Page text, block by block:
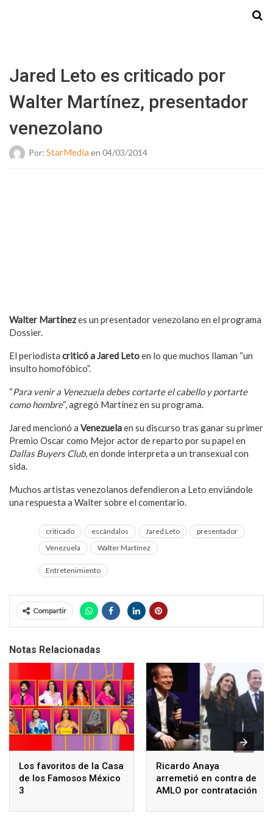
Jared Leto es criticado por
Walter Martínez, presentador
venezolano
Por: StarMedia en 04/03/2014
Walter Martínezes un presentador venezolano en el programa
Dossier.
El periodista criticó a Jared Letoen lo que muchos llaman “un
insulto homofóbico”.
“Para venir a Venezuela debes cortarte el cabello y portarte
como hombre“, agregó Martínez en su programa.
Jared mencionó a Venezuelaen su discurso tras ganar su primer
Premio Oscar como Mejor actor de reparto por su papel en
Dallas Buyers Club, en donde interpreta a un transexual con
sida.
Muchos artistas venezolanos defendieron a Leto enviándole
una respuesta a Walter sobre el comentario.
criticado escándalos Jared Leto
presentador
Venezuela
Walter Martínez
Entretenimiento
Compartir
Notas Relacionadas
Los favoritos de la Casa
de los Famosos México
3
Ricardo Anaya
arremetió en contra de
AMLO por contratación